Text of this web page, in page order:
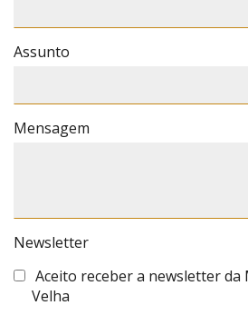
Assunto
Mensagem
Newsletter
Aceito receber a newsletter da
Velha